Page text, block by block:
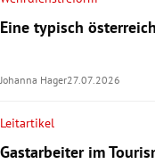
Eine typisch
Johanna Hager27.07.2026
Leitartikel
Gastarbeiter im